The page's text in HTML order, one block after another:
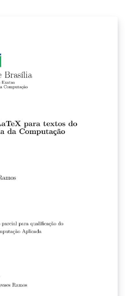
the University of